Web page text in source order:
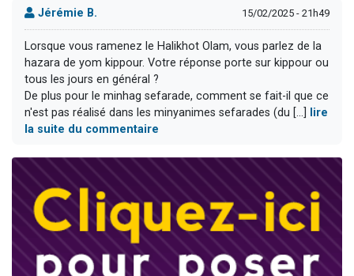
Jérémie B. 15/02/2025 - 21h49
Lorsque vous ramenez le Halikhot Olam, vous parlez de la
hazara de yom kippour. Votre réponse porte sur kippour ou
tous les jours en général ?
De plus pour le minhag sefarade, comment se fait-il que ce
n'est pas réalisé dans les minyanimes sefarades (du [...]
lire
la suite du commentaire